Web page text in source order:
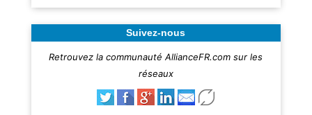
Suivez-nous
Retrouvez la communauté AllianceFR.com sur les
réseaux